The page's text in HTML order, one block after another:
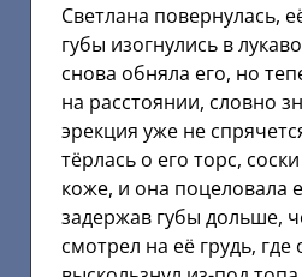
Светлана повернулась,
губы изогнулись в
снова обняла его, но
на расстоянии, словно
эрекция уже не
тёрлась о его торс,
коже, и она поцеловала
задержав губы дольше,
смотрел на её грудь,